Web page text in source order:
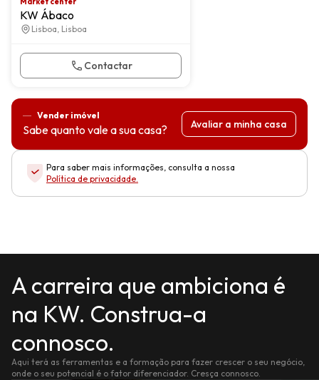
KW Ábaco
Lisboa, Lisboa
Contactar
Vender imóvel
Sabe quanto vale a sua casa? Avaliar a minha casa
Para saber mais informações, consulta a nossa
Política de privacidade.
A carreira que ambiciona é
na KW. Construa-a
connosco.
Aqui terá as ferramentas e a formação para fazer crescer o seu negócio,
onde o seu potencial é o fator diferenciador. Cresça connosco.